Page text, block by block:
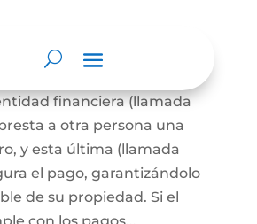
hipoteca
una persona, o un
financiera (llamada
a otra persona una
y esta última (llamada
el pago, garantizándolo
de su propiedad. Si el